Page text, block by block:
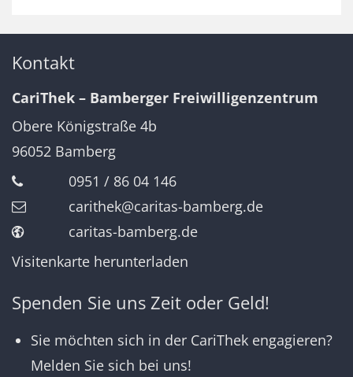
Kontakt
CariThek – Bamberger Freiwilligenzentrum
Obere Königstraße 4b
96052 Bamberg
0951 / 86 04 146
carithek@caritas-bamberg.de
caritas-bamberg.de
Visitenkarte herunterladen
Spenden Sie uns Zeit oder Geld!
Sie möchten sich in der CariThek engagieren?
Melden Sie sich bei uns!